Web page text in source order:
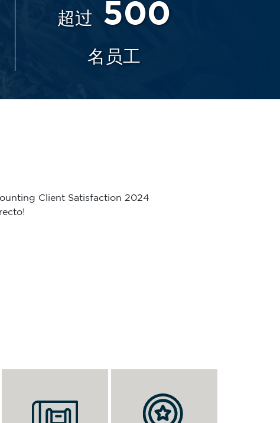
超过 500
名员工
Client Satisfaction 2024